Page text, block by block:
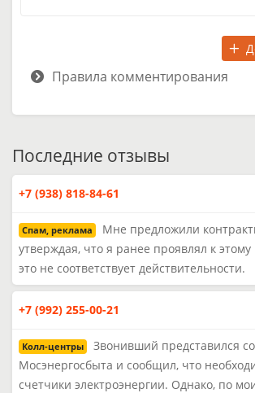
Правила комментирования
Последние отзывы
+7 (938) 818-84-61
Спам, реклама
Мне предложили
утверждая, что я ранее проявлял к этому
это не соответствует действительности.
+7 (992) 255-00-21
Колл-центры
Звонивший представился
Мосэнергосбыта и сообщил, что
счетчики электроэнергии. Однако, по